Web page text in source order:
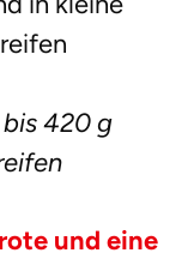
420 g
und eine